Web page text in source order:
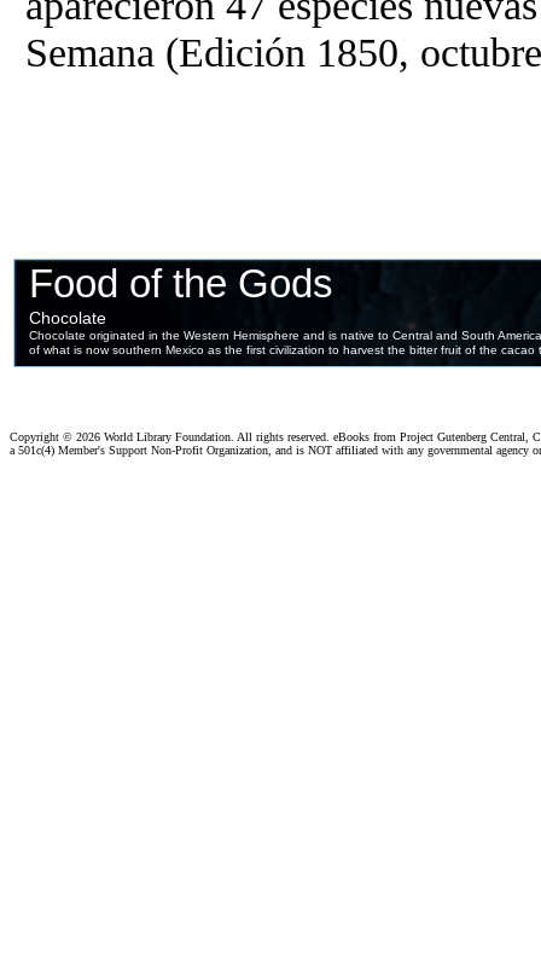
Semana (Edición 1850,
Copyright © 2026 World Library Foundation. All rights reserved. eBooks from Project Gutenberg Central,
a 501c(4) Member's Support Non-Profit Organization, and is NOT affiliated with any governmental agency